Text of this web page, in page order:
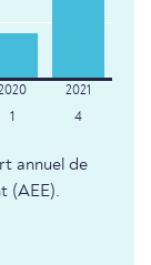
1 4
annuel de
(AEE).